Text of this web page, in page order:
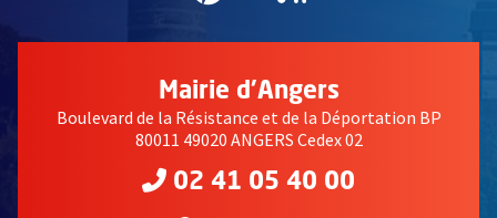
Mairie d'Angers
Boulevard de la Résistance et de la Déportation BP
80011 49020 ANGERS Cedex 02
02 41 05 40 00